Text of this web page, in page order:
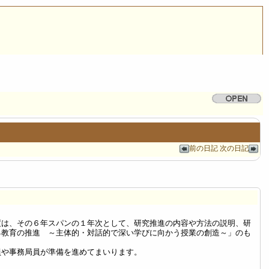
前の日記 次の日記
、その６年スパンの１年次として、研究推進の内容や方法の説明、研
育の推進 ～主体的・対話的で深い学びに向かう授業の創造～」のも
事務局員が準備を進めてまいります。